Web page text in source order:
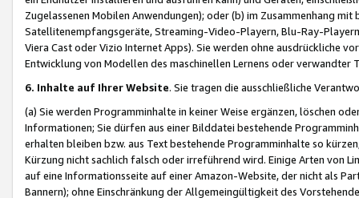
Zugelassenen Mobilen Anwendungen); oder (b) im Zusammenhang
Satellitenempfangsgeräte, Streaming-Video-Playern, Blu-Ray-
Viera Cast oder Vizio Internet Apps). Sie werden ohne ausdrückliche
Entwicklung von Modellen des maschinellen Lernens oder
6. Inhalte auf Ihrer Website. Sie tragen die ausschließliche
(a) Sie werden Programminhalte in keiner Weise ergänzen, löschen
Informationen; Sie dürfen aus einer Bilddatei bestehende
erhalten bleiben bzw. aus Text bestehende Programminhalte so
Kürzung nicht sachlich falsch oder irreführend wird. Einige Arten von
auf eine Informationsseite auf einer Amazon-Website, der nicht als
Bannern); ohne Einschränkung der Allgemeingültigkeit des